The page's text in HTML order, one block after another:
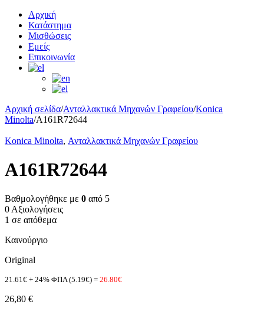
Αρχική
Κατάστημα
Μισθώσεις
Εμείς
Επικοινωνία
Αρχική σελίδα/Ανταλλακτικά Μηχανών Γραφείου/Konica
Minolta/A161R72644
Konica Minolta, Ανταλλακτικά Μηχανών Γραφείου
A161R72644
Βαθμολογήθηκε με 0 από 5
0 Αξιολογήσεις
1 σε απόθεμα
Καινούργιο
Original
21.61€ + 24% ΦΠΑ (5.19€) = 26.80€
26,80 €